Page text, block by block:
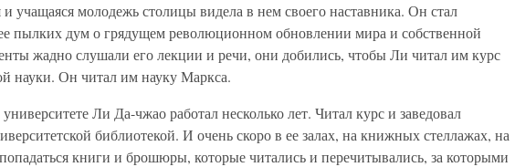
и учащаяся молодежь столицы видела в нем своего наставника. Он стал
пылких дум о грядущем революционном обновлении мира и собственной
жадно слушали его лекции и речи, они добились, чтобы Ли читал им курс
науки. Он читал им науку Маркса.
Ли Да-чжао работал несколько лет. Читал курс и заведовал
библиотекой. И очень скоро в ее залах, на книжных стеллажах, на
книги и брошюры, которые читались и перечитывались, за которыми